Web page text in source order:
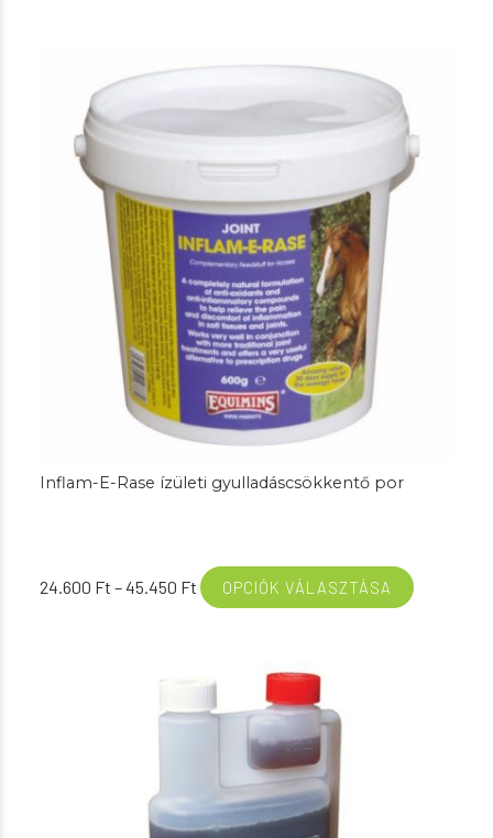
Inflam-E-Rase ízületi gyulladáscsökkentő por
24.600 Ft –45.450 Ft Ártartomány:
24.600 Ft
OPCIÓK VÁLASZTÁSA